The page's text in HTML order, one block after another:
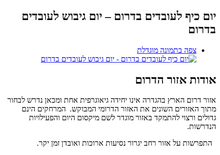
יום כיף לעובדים בדרום – יום גיבוש לעובדים
בדרום
צפה בתמונה מוגדלת
אודות אזור הדרום
אזור דרום הארץ בהגדרה אינו יחידה גיאוגרפית אחת ומכאן נדרש לבחור
מתוך האזורים השונים את האזור הדרומי המבוקש. המרחקים הינם
גדולים ורצוי להתמקד באזור מוגדר לשם מיקסום היום והפעילויות
הנדרשות.
התפרשות על אזור רחב יגרור נסיעות ארוכות ואובדן זמן יקר.